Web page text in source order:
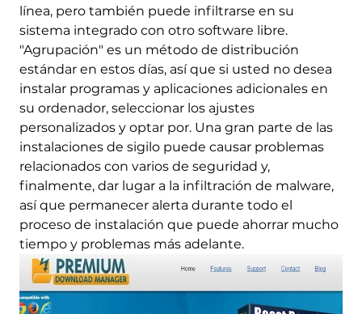
línea, pero también puede infiltrarse en su
sistema integrado con otro software libre.
"Agrupación" es un método de distribución
estándar en estos días, así que si usted no desea
instalar programas y aplicaciones adicionales en
su ordenador, seleccionar los ajustes
personalizados y optar por. Una gran parte de las
instalaciones de sigilo puede causar problemas
relacionados con varios de seguridad y,
finalmente, dar lugar a la infiltración de malware,
así que permanecer alerta durante todo el
proceso de instalación que puede ahorrar mucho
tiempo y problemas más adelante.